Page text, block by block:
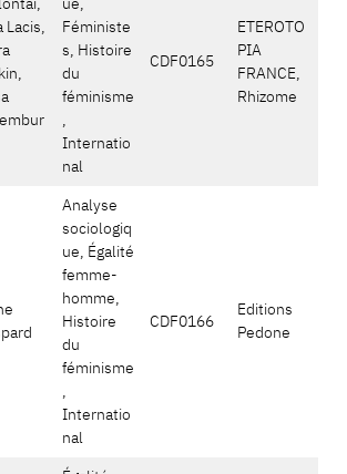
Lacis,
Féministe
s, Histoire
du
féminisme
,
Internatio
nal
CDF0165
ETEROTO
PIA
FRANCE,
Rhizome
Analyse
sociologiq
ue, Égalité
femme-
homme,
Histoire
du
féminisme
,
Internatio
nal
CDF0166
Editions
Pedone